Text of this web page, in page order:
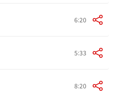
6:20
5:33
8:20